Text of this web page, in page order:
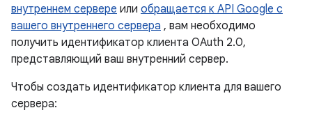
внутреннем сервере или обращается к API Google с
вашего внутреннего сервера , вам необходимо
получить идентификатор клиента OAuth 2.0,
представляющий ваш внутренний сервер.
Чтобы создать идентификатор клиента для вашего
сервера: